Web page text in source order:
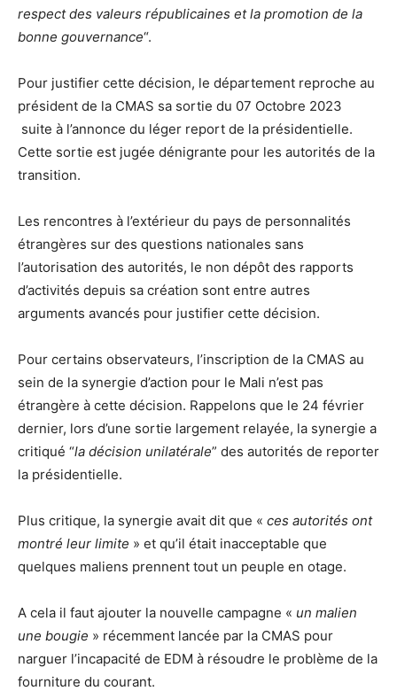
respect des valeurs républicaines et la promotion de la
bonne gouvernance“.
Pour justifier cette décision, le département reproche au
président de la CMAS sa sortie du 07 Octobre 2023
suite à l’annonce du léger report de la présidentielle.
Cette sortie est jugée dénigrante pour les autorités de la
transition.
Les rencontres à l’extérieur du pays de personnalités
étrangères sur des questions nationales sans
l’autorisation des autorités, le non dépôt des rapports
d’activités depuis sa création sont entre autres
arguments avancés pour justifier cette décision.
Pour certains observateurs, l’inscription de la CMAS au
sein de la synergie d’action pour le Mali n’est pas
étrangère à cette décision. Rappelons que le 24 février
dernier, lors d’une sortie largement relayée, la synergie a
critiqué “la décision unilatérale” des autorités de reporter
la présidentielle.
Plus critique, la synergie avait dit que « ces autorités ont
montré leur limite » et qu’il était inacceptable que
quelques maliens prennent tout un peuple en otage.
A cela il faut ajouter la nouvelle campagne « un malien
une bougie » récemment lancée par la CMAS pour
narguer l’incapacité de EDM à résoudre le problème de la
fourniture du courant.